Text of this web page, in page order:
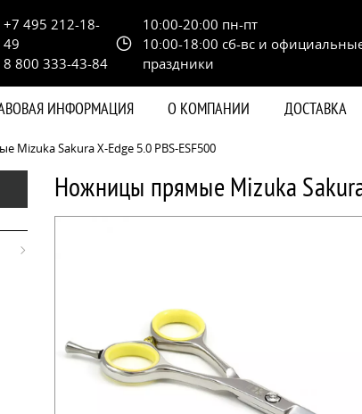
+7 495 212-18-
49
8 800 333-43-84
10:00-20:00 пн-пт
10:00-18:00 сб-вс и
праздники
ИНФОРМАЦИЯ О КОМПАНИИ ДОСТАВКА
Sakura X-Edge 5.0 PBS-ESF500
Ножницы прямые Mizuka